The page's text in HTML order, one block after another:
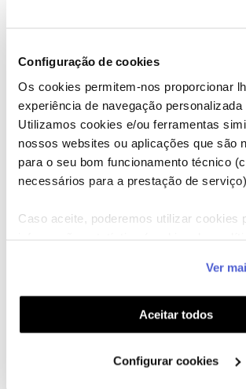
Configuração de cookies
Os cookies permitem-nos proporcionar
experiência de navegação personalizada
Utilizamos cookies e/ou ferramentas
nossos websites ou aplicações que são
para o seu bom funcionamento técnico
necessários para a prestação de serviço).
Caso aceite, poderemos utilizar cookies
funcionalidades (cookies de
funcionalidade) e adaptar anúncios aos
(cookies de publicidade personalizada).
utilização dos cookies clicando em "
Ver
Aceitar todos
Configurar cookies
como "Melhor Resposta" e faça "Like" nos
6 pessoas gostaram
DalleyBorges